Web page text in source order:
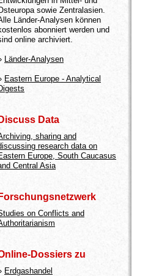
sowie Zentralasien.
Länder-Analysen können
abonniert werden und
online archiviert.
Länder-Analysen
Eastern Europe - Analytical
Data
sharing and
research data on
Europe, South Caucasus
Central Asia
on Conflicts and
Dossiers zu
Erdgashandel